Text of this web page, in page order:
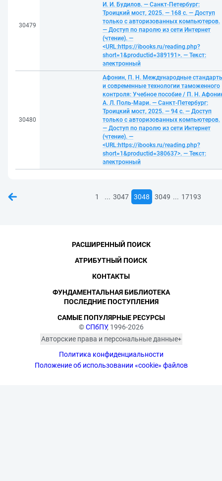
30479
И. И. Будилов. — Санкт-Петербург:
Троицкий мост, 2025. — 168 с. — Доступ
только с авторизованных компьютеров.
— Доступ по паролю из сети Интернет
(чтение). —
<URL:https://ibooks.ru/reading.php?
short=1&productid=389191>. — Текст:
электронный
30480
Афонин, П. Н. Международные
и современные технологии таможенного
контроля: Учебное пособие / П. Н.
А. Л. Поль-Мари. — Санкт-Петербург:
Троицкий мост, 2025. — 94 с. — Доступ
только с авторизованных компьютеров.
— Доступ по паролю из сети Интернет
(чтение). —
<URL:https://ibooks.ru/reading.php?
short=1&productid=380637>. — Текст:
электронный
1 ... 3047 3048 3049 ... 17193
©СПбПУ, 1996-2026
Авторские права и персональные данные
изображённых лиц в соответствии
с требованиями законодательства
Политика конфиденциальности
Положение об использовании «cookie» файлов
РАСШИРЕННЫЙ ПОИСК
АТРИБУТНЫЙ ПОИСК
КОНТАКТЫ
ФУНДАМЕНТАЛЬНАЯ БИБЛИОТЕКА
ПОСЛЕДНИЕ ПОСТУПЛЕНИЯ
САМЫЕ ПОПУЛЯРНЫЕ РЕСУРСЫ